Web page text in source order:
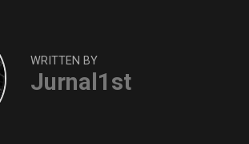
WRITTEN BY
Jurnal1st